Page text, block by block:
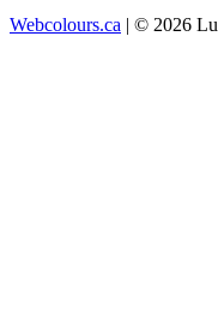
Webcolours.ca | © 2026